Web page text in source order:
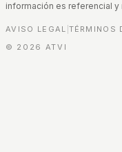
información es referencial
AVISO LEGAL TÉRMINOS
© 2026 ATVI